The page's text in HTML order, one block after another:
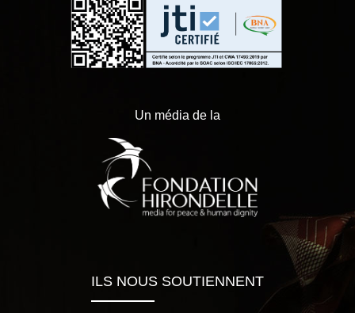
Un média de la
ILS NOUS SOUTIENNENT